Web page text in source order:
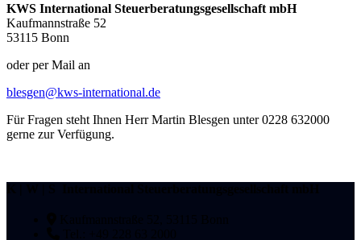
KWS International Steuerberatungsgesellschaft mbH
Kaufmannstraße 52
53115 Bonn
oder per Mail an
blesgen@kws-international.de
Für Fragen steht Ihnen Herr Martin Blesgen unter 0228 632000
gerne zur Verfügung.